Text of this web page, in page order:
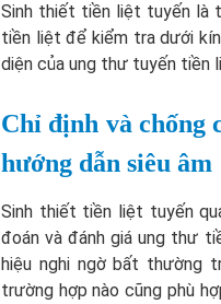
Sinh thiết tiền liệt tuyến là
tiền liệt để kiểm tra dưới
diện của ung thư tuyến tiền
Chỉ định và
hướng dẫn siêu âm
Sinh thiết tiền liệt tuyến
đoán và đánh giá ung thư
hiệu nghi ngờ bất thường
trường hợp nào cũng phù